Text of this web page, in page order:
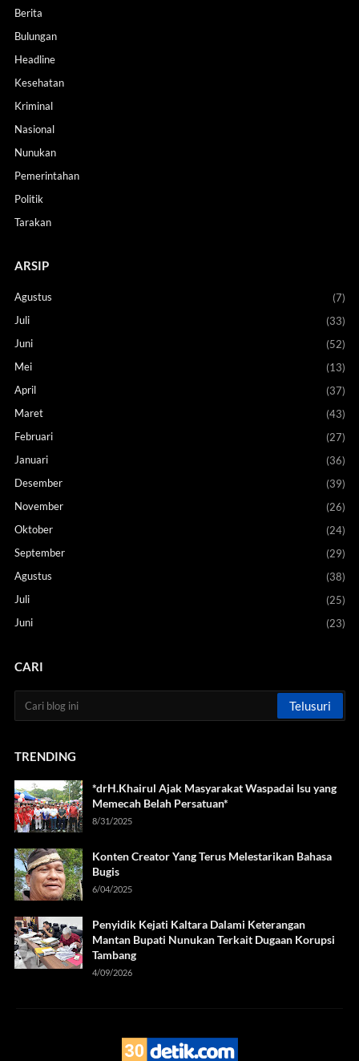
Berita
Bulungan
Headline
Kesehatan
Kriminal
Nasional
Nunukan
Pemerintahan
Politik
Tarakan
ARSIP
Agustus
(7)
Juli
(33)
Juni
(52)
Mei
(13)
April
(37)
Maret
(43)
Februari
(27)
Januari
(36)
Desember
(39)
November
(26)
Oktober
(24)
September
(29)
Agustus
(38)
Juli
(25)
Juni
(23)
CARI
TRENDING
*drH.Khairul Ajak Masyarakat Waspadai Isu yang
Memecah Belah Persatuan*
8/31/2025
Konten Creator Yang Terus Melestarikan Bahasa
Bugis
6/04/2025
Penyidik Kejati Kaltara Dalami Keterangan
Mantan Bupati Nunukan Terkait Dugaan Korupsi
Tambang
4/09/2026